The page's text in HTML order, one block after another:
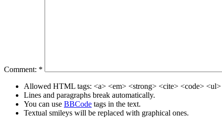
Comment: *
Allowed HTML tags: <a> <em> <strong> <cite> <code>
Lines and paragraphs break automatically.
You can use BBCode tags in the text.
Textual smileys will be replaced with graphical ones.